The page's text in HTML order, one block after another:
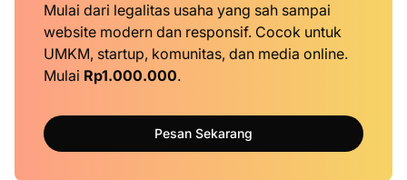
Mulai dari legalitas usaha yang sah sampai
website modern dan responsif. Cocok untuk
UMKM, startup, komunitas, dan media online.
Mulai Rp1.000.000.
Pesan Sekarang